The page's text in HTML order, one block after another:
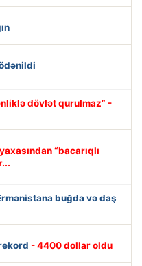
dövlət qurulmaz” -
“bacarıqlı
buğda və daş
- 4400 dollar oldu